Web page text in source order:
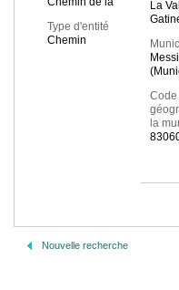
Type d'entité
Chemin
La
Code
la
Nouvelle recherche